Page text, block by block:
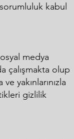
kabul
medya
çalışmakta olup
yakınlarınızla
gizlilik